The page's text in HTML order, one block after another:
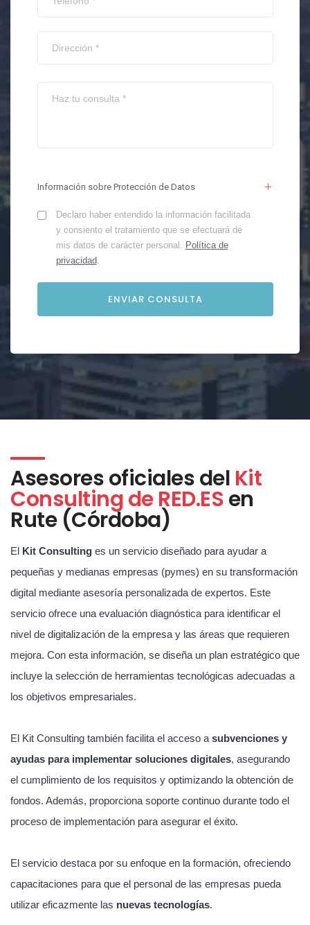
Información sobre Protección de Datos
Declaro haber entendido la información facilitada
y consiento el tratamiento que se efectuará de
mis datos de carácter personal. Política de
privacidad.
Asesores oficiales del Kit
Consulting de RED.ESen
Rute (Córdoba)
El Kit Consulting es un servicio diseñado para ayudar a
pequeñas y medianas empresas (pymes) en su transformación
digital mediante asesoría personalizada de expertos. Este
servicio ofrece una evaluación diagnóstica para identificar el
nivel de digitalización de la empresa y las áreas que requieren
mejora. Con esta información, se diseña un plan estratégico que
incluye la selección de herramientas tecnológicas adecuadas a
los objetivos empresariales.
El Kit Consulting también facilita el acceso a subvenciones y
ayudas para implementar soluciones digitales, asegurando
el cumplimiento de los requisitos y optimizando la obtención de
fondos. Además, proporciona soporte continuo durante todo el
proceso de implementación para asegurar el éxito.
El servicio destaca por su enfoque en la formación, ofreciendo
capacitaciones para que el personal de las empresas pueda
utilizar eficazmente las nuevas tecnologías.